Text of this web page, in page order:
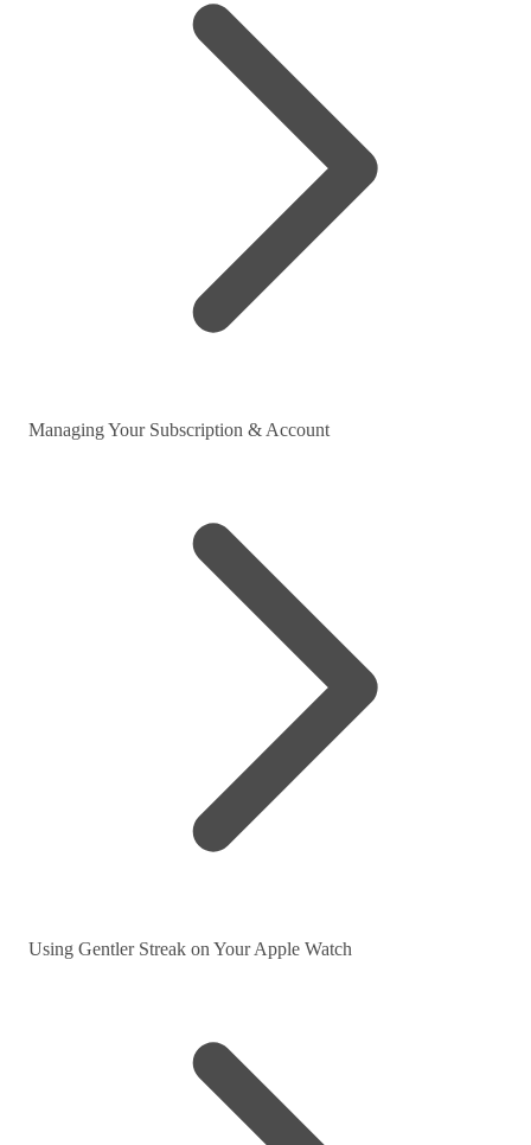
Managing Your Subscription & Account
Using Gentler Streak on Your Apple Watch